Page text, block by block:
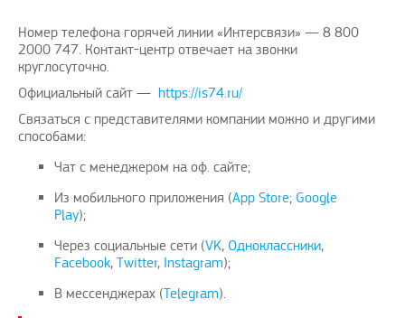
Номер телефона горячей линии «Интерсвязи» — 8 800
2000 747. Контакт-центр отвечает на звонки
круглосуточно.
Официальный сайт — https://is74.ru/
Связаться с представителями компании можно и другими
способами:
Чат с менеджером на оф. сайте;
Из мобильного приложения (App Store; Google
Play);
Через социальные сети (VK, Одноклассники,
Facebook, Twitter, Instagram);
В мессенджерах (Telegram).